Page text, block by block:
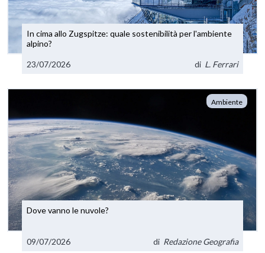
In cima allo Zugspitze: quale sostenibilità per l'ambiente
alpino?
23/07/2026 di L. Ferrari
Ambiente
Dove vanno le nuvole?
09/07/2026 di Redazione Geografia